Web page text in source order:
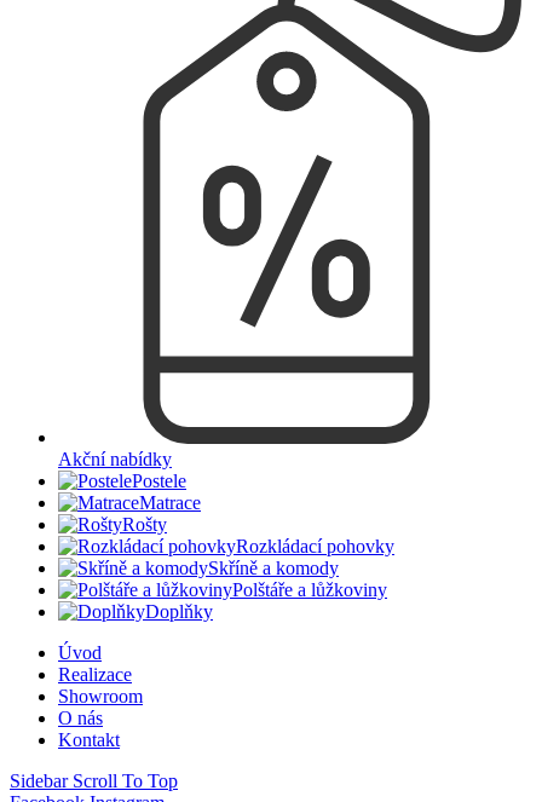
Akční nabídky
Postele
Matrace
Rošty
Rozkládací pohovky
Skříně a komody
Polštáře a lůžkoviny
Doplňky
Úvod
Realizace
Showroom
O nás
Kontakt
Sidebar Scroll To Top